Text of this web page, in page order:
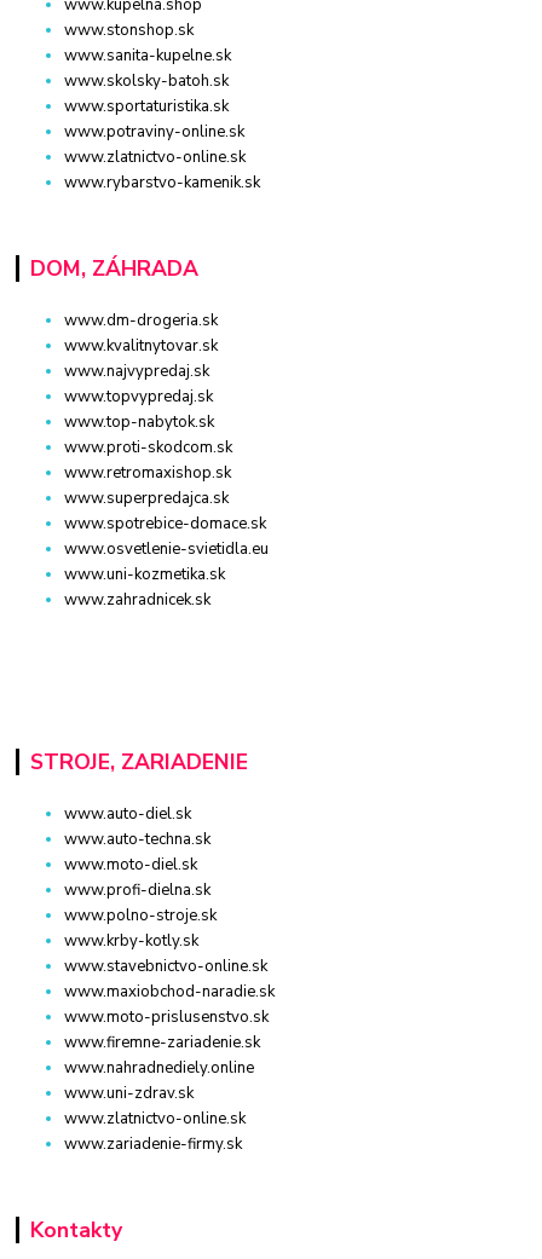
www.kupelna.shop
www.stonshop.sk
www.sanita-kupelne.sk
www.skolsky-batoh.sk
www.sportaturistika.sk
www.potraviny-online.sk
www.zlatnictvo-online.sk
www.rybarstvo-kamenik.sk
DOM, ZÁHRADA
www.dm-drogeria.sk
www.kvalitnytovar.sk
www.najvypredaj.sk
www.topvypredaj.sk
www.top-nabytok.sk
www.proti-skodcom.sk
www.retromaxishop.sk
www.superpredajca.sk
www.spotrebice-domace.sk
www.osvetlenie-svietidla.eu
www.uni-kozmetika.sk
www.zahradnicek.sk
STROJE, ZARIADENIE
www.auto-diel.sk
www.auto-techna.sk
www.moto-diel.sk
www.profi-dielna.sk
www.polno-stroje.sk
www.krby-kotly.sk
www.stavebnictvo-online.sk
www.maxiobchod-naradie.sk
www.moto-prislusenstvo.sk
www.firemne-zariadenie.sk
www.nahradnediely.online
www.uni-zdrav.sk
www.zlatnictvo-online.sk
www.zariadenie-firmy.sk
Kontakty